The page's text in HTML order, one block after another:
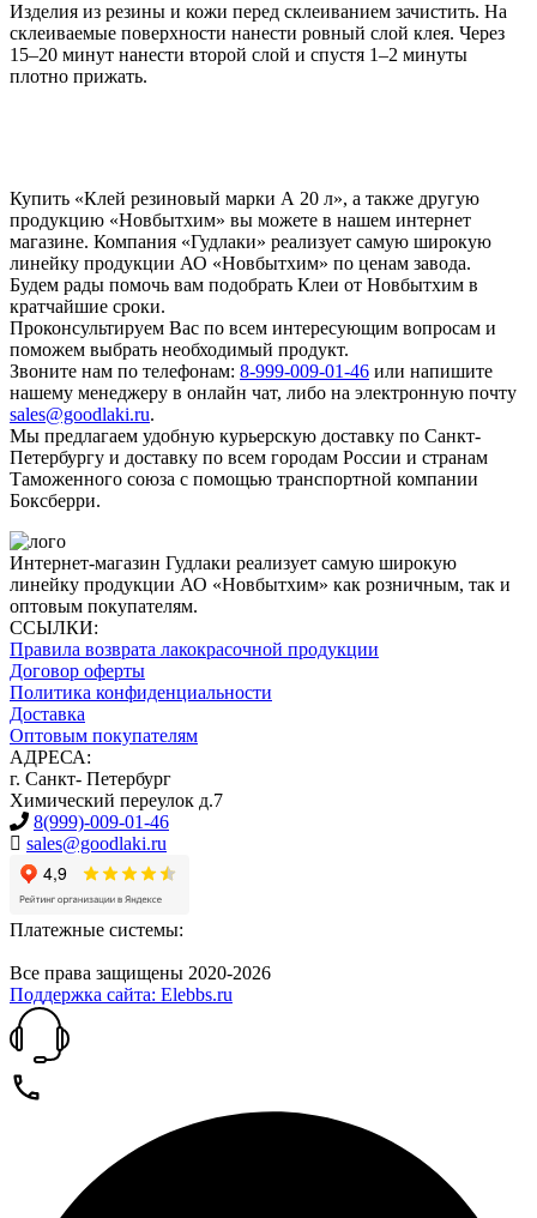
Изделия из резины и кожи перед склеиванием зачистить. На
склеиваемые поверхности нанести ровный слой клея. Через
15–20 минут нанести второй слой и спустя 1–2 минуты
плотно прижать.
Купить «Клей резиновый марки А 20 л», а также другую
продукцию «Новбытхим» вы можете в нашем интернет
магазине. Компания «Гудлаки» реализует самую широкую
линейку продукции АО «Новбытхим» по ценам завода.
Будем рады помочь вам подобрать Клеи от Новбытхим в
кратчайшие сроки.
Проконсультируем Вас по всем интересующим вопросам и
поможем выбрать необходимый продукт.
Звоните нам по телефонам: 8-999-009-01-46 или напишите
нашему менеджеру в онлайн чат, либо на электронную почту
sales@goodlaki.ru.
Мы предлагаем удобную курьерскую доставку по Санкт-
Петербургу и доставку по всем городам России и странам
Таможенного союза с помощью транспортной компании
Боксберри.
Интернет-магазин Гудлаки реализует самую широкую
линейку продукции АО «Новбытхим» как розничным, так и
оптовым покупателям.
ССЫЛКИ:
Правила возврата лакокрасочной продукции
Договор оферты
Политика конфиденциальности
Доставка
Оптовым покупателям
АДРЕСА:
г. Санкт- Петербург
Химический переулок д.7
8(999)-009-01-46
sales@goodlaki.ru
Платежные системы:
Все права защищены 2020-2026
Поддержка сайта: Elebbs.ru